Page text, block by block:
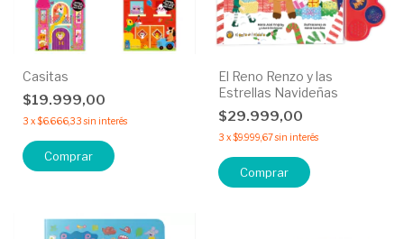
Casitas
$19.999,00
3 x$6.666,33 sin interés
Comprar
El Reno Renzo y las
Estrellas Navideñas
$29.999,00
3 x$9.999,67sin interés